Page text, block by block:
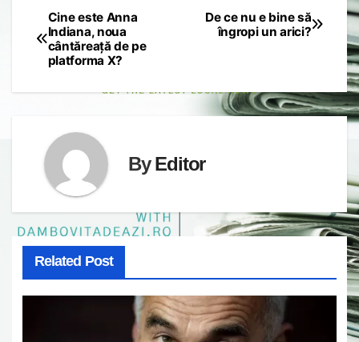
Post
navigation
De ce nu e bine să
îngropi un arici?
Cine este Anna
Indiana, noua
cântăreață de pe
platforma X?
ByEditor
Related Post